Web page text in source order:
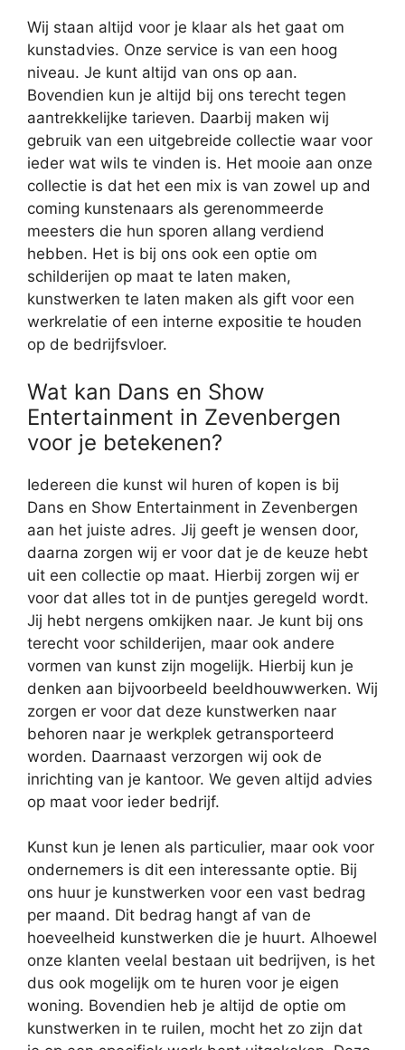
Wij staan altijd voor je klaar als het gaat om
kunstadvies. Onze service is van een hoog
niveau. Je kunt altijd van ons op aan.
Bovendien kun je altijd bij ons terecht tegen
aantrekkelijke tarieven. Daarbij maken wij
gebruik van een uitgebreide collectie waar voor
ieder wat wils te vinden is. Het mooie aan onze
collectie is dat het een mix is van zowel up and
coming kunstenaars als gerenommeerde
meesters die hun sporen allang verdiend
hebben. Het is bij ons ook een optie om
schilderijen op maat te laten maken,
kunstwerken te laten maken als gift voor een
werkrelatie of een interne expositie te houden
op de bedrijfsvloer.
Wat kan Dans en Show
Entertainment in Zevenbergen
voor je betekenen?
Iedereen die kunst wil huren of kopen is bij
Dans en Show Entertainment in Zevenbergen
aan het juiste adres. Jij geeft je wensen door,
daarna zorgen wij er voor dat je de keuze hebt
uit een collectie op maat. Hierbij zorgen wij er
voor dat alles tot in de puntjes geregeld wordt.
Jij hebt nergens omkijken naar. Je kunt bij ons
terecht voor schilderijen, maar ook andere
vormen van kunst zijn mogelijk. Hierbij kun je
denken aan bijvoorbeeld beeldhouwwerken. Wij
zorgen er voor dat deze kunstwerken naar
behoren naar je werkplek getransporteerd
worden. Daarnaast verzorgen wij ook de
inrichting van je kantoor. We geven altijd advies
op maat voor ieder bedrijf.
Kunst kun je lenen als particulier, maar ook voor
ondernemers is dit een interessante optie. Bij
ons huur je kunstwerken voor een vast bedrag
per maand. Dit bedrag hangt af van de
hoeveelheid kunstwerken die je huurt. Alhoewel
onze klanten veelal bestaan uit bedrijven, is het
dus ook mogelijk om te huren voor je eigen
woning. Bovendien heb je altijd de optie om
kunstwerken in te ruilen, mocht het zo zijn dat